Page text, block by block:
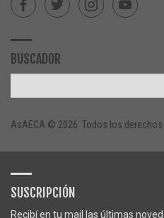
BUSCADOR
AsAECA © 2026. Todos los derechos
SUSCRIPCIÓN
Recibí en tu mail las últimas